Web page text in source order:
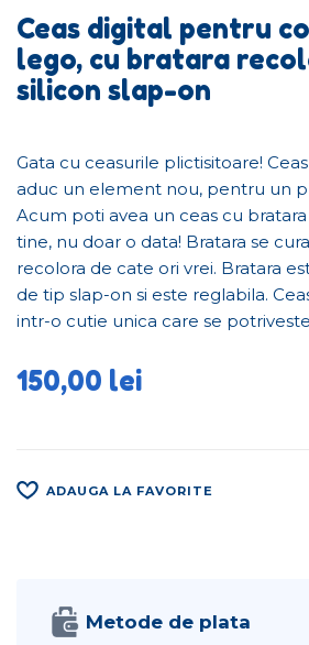
Ceas digital pentru
lego, cu bratara
silicon slap-on
Gata cu ceasurile plictisitoare!
aduc un element nou, pentru un
Acum poti avea un ceas cu
tine, nu doar o data! Bratara se
recolora de cate ori vrei. Bratara
de tip slap-on si este reglabila.
intr-o cutie unica care se
150,00 lei
ADAUGA LA FAVORITE
Metode de plata